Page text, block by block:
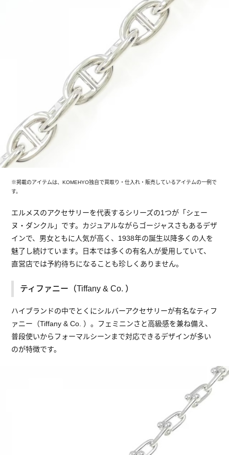
※掲載のアイテムは、KOMEHYO独自で買取り・仕入れ・販売しているアイテムの一例で
す。
エルメスのアクセサリーを代表するシリーズの1つが「シェー
ヌ・ダンクル」です。カジュアルながらゴージャスさもあるデザ
インで、男女ともに人気が高く、1938年の誕生以降多くの人を
魅了し続けています。日本では多くの有名人が愛用していて、
直営店では予約待ちになることも珍しくありません。
ティファニー（Tiffany & Co. ）
ハイブランドの中でとくにシルバーアクセサリーが有名なティフ
ァニー（Tiffany & Co. ）。フェミニンさと高級感を兼ね備え、
普段使いからフォーマルシーンまで対応できるデザインが多い
のが特徴です。